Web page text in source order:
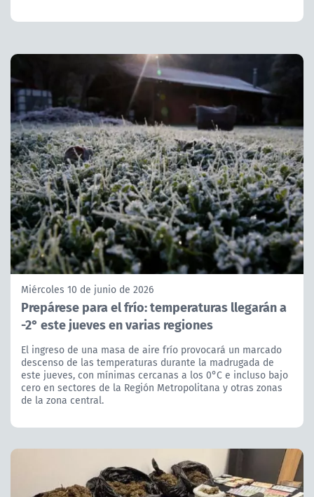
Miércoles 10 de junio de 2026
Prepárese para el frío: temperaturas llegarán a
-2° este jueves en varias regiones
El ingreso de una masa de aire frío provocará un marcado
descenso de las temperaturas durante la madrugada de
este jueves, con mínimas cercanas a los 0°C e incluso bajo
cero en sectores de la Región Metropolitana y otras zonas
de la zona central.